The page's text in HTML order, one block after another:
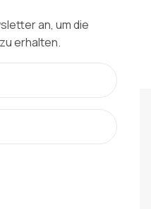
an, um die
erhalten.